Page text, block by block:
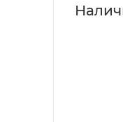
Обода